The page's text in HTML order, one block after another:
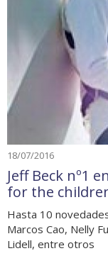
18/07/2016
Jeff Beck nº1
for the
Hasta 10
Marcos Cao, Nelly
Lidell, entre otros